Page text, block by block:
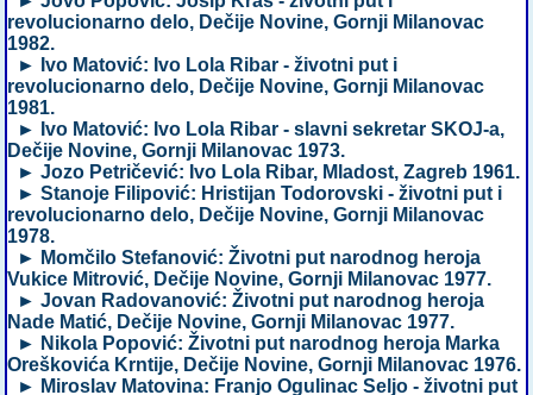
revolucionarno delo, Dečije Novine, Gornji Milanovac
1982.
► Ivo Matović: Ivo Lola Ribar - životni put i
revolucionarno delo, Dečije Novine, Gornji Milanovac
1981.
► Ivo Matović: Ivo Lola Ribar - slavni sekretar SKOJ-a,
Dečije Novine, Gornji Milanovac 1973.
► Jozo Petričević: Ivo Lola Ribar, Mladost, Zagreb 1961.
► Stanoje Filipović: Hristijan Todorovski - životni put i
revolucionarno delo, Dečije Novine, Gornji Milanovac
1978.
► Momčilo Stefanović: Životni put narodnog heroja
Vukice Mitrović, Dečije Novine, Gornji Milanovac 1977.
► Jovan Radovanović: Životni put narodnog heroja
Nade Matić, Dečije Novine, Gornji Milanovac 1977.
► Nikola Popović: Životni put narodnog heroja Marka
Oreškovića Krntije, Dečije Novine, Gornji Milanovac 1976.
► Miroslav Matovina: Franjo Ogulinac Seljo - životni put